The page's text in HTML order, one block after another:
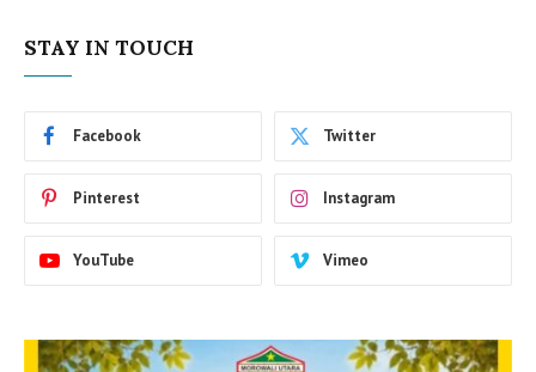
STAY IN TOUCH
Facebook Twitter
Pinterest Instagram
YouTube Vimeo